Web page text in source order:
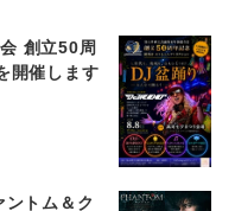
創立50周
開催します
トム＆ク